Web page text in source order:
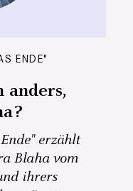
ENDE"
anders,
erzählt
Blaha vom
ihrers